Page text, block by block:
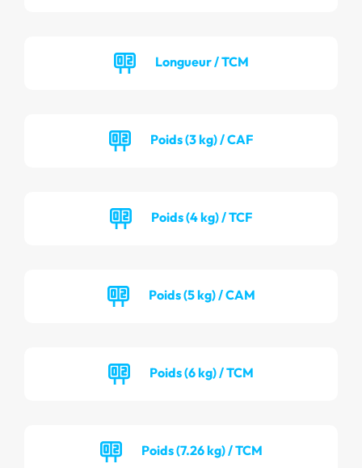
Longueur / TCM
Poids (3 kg) / CAF
Poids (4 kg) / TCF
Poids (5 kg) / CAM
Poids (6 kg) / TCM
Poids (7.26 kg) / TCM